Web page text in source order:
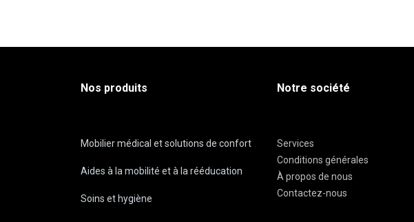
Nos produits
Mobilier médical et solutions de confort
Aides à la mobilité et à la rééducation
Soins et hygiène
Notre société
Services
Conditions générales
À propos de nous
Contactez-nous